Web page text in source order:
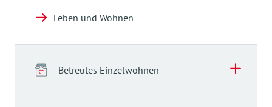
Leben und Wohnen
Betreutes Einzelwohnen